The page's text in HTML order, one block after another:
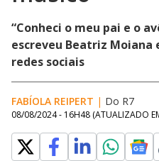
“Conheci o meu pai e o
escreveu Beatriz Moiana
redes sociais
FABÍOLA REIPERT | Do R7
08/08/2024 - 16H48 (ATUALIZADO